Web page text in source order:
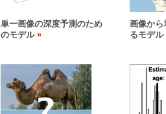
単一画像の深度予測のため
のモデル
画像から
るモデル